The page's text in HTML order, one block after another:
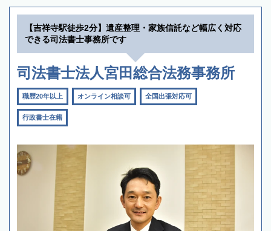
【吉祥寺駅徒歩2分】遺産整理・家族信託など幅広く対応
できる司法書士事務所です
司法書士法人宮田総合法務事務所
職歴20年以上 オンライン相談可 全国出張対応可
行政書士在籍